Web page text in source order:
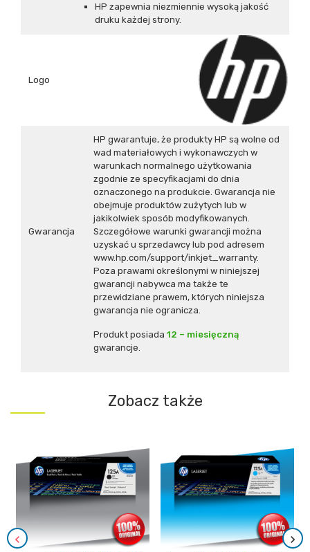
HP zapewnia niezmiennie wysoką jakość
druku każdej strony.
Logo
Gwarancja
HP gwarantuje, że produkty HP są wolne od
wad materiałowych i wykonawczych w
warunkach normalnego użytkowania
zgodnie ze specyfikacjami do dnia
oznaczonego na produkcie. Gwarancja nie
obejmuje produktów zużytych lub w
jakikolwiek sposób modyfikowanych.
Szczegółowe warunki gwarancji można
uzyskać u sprzedawcy lub pod adresem
www.hp.com/support/inkjet_warranty.
Poza prawami określonymi w niniejszej
gwarancji nabywca ma także te
przewidziane prawem, których niniejsza
gwarancja nie ogranicza.
Produkt posiada 12 – miesięczną
gwarancje.
Zobacz także